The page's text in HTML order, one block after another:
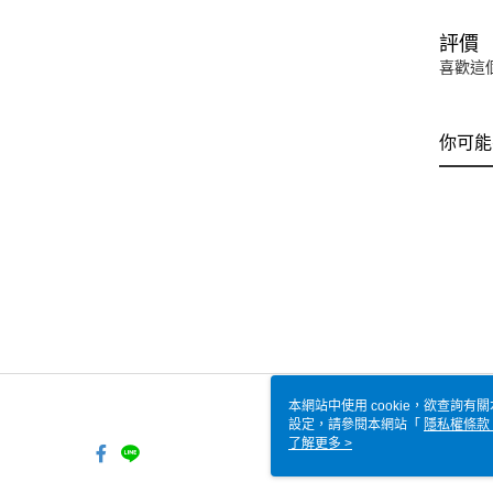
評價
喜歡這
你可
本網站中使用 cookie，欲查詢有
設定，請參閱本網站「 隱私權條款
使用 cookie。
了解更多 >